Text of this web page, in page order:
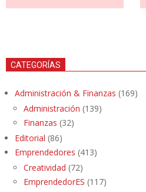
CATEGORÍAS
Administración & Finanzas (169)
Administración (139)
Finanzas (32)
Editorial (86)
Emprendedores (413)
Creatividad (72)
EmprendedorES (117)